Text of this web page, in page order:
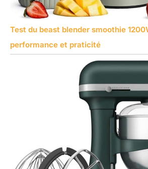
Test du beast blender smoothie
performance et praticité